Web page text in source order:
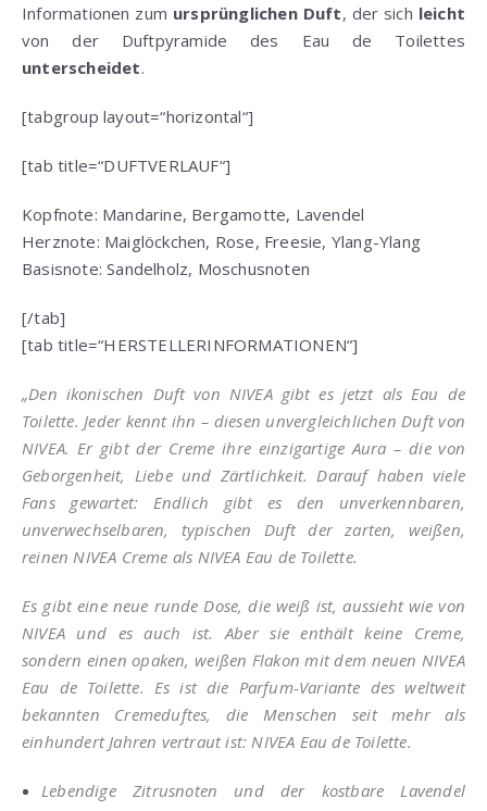
Informationen zum ursprünglichen Duft, der sich leicht
von der Duftpyramide des Eau de Toilettes
unterscheidet.
[tabgroup layout=“horizontal“]
[tab title=“DUFTVERLAUF“]
Kopfnote: Mandarine, Bergamotte, Lavendel
Herznote: Maiglöckchen, Rose, Freesie, Ylang-Ylang
Basisnote:Sandelholz, Moschusnoten
[/tab]
[tab title=“HERSTELLERINFORMATIONEN“]
„Den ikonischen Duft von NIVEA gibt es jetzt als Eau de
Toilette. Jeder kennt ihn – diesen unvergleichlichen Duft von
NIVEA. Er gibt der Creme ihre einzigartige Aura – die von
Geborgenheit, Liebe und Zärtlichkeit. Darauf haben viele
Fans gewartet: Endlich gibt es den unverkennbaren,
unverwechselbaren, typischen Duft der zarten, weißen,
reinen NIVEA Creme als NIVEA Eau de Toilette.
Es gibt eine neue runde Dose, die weiß ist, aussieht wie von
NIVEA und es auch ist. Aber sie enthält keine Creme,
sondern einen opaken, weißen Flakon mit dem neuen NIVEA
Eau de Toilette. Es ist die Parfum-Variante des weltweit
bekannten Cremeduftes, die Menschen seit mehr als
einhundert Jahren vertraut ist: NIVEA Eau de Toilette.
Lebendige Zitrusnoten und der kostbare Lavendel